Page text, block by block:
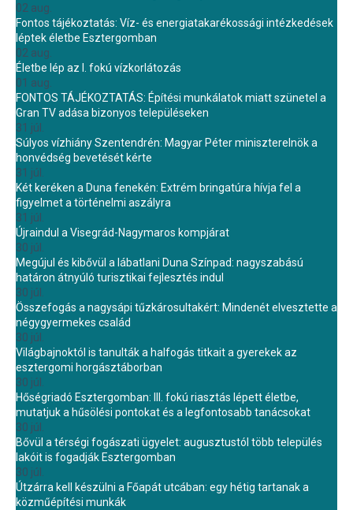
02 aug.
Fontos tájékoztatás: Víz- és energiatakarékossági intézkedések
léptek életbe Esztergomban
02 aug.
Életbe lép az I. fokú vízkorlátozás
01 aug.
FONTOS TÁJÉKOZTATÁS: Építési munkálatok miatt szünetel a
Gran TV adása bizonyos településeken
31 júl.
Súlyos vízhiány Szentendrén: Magyar Péter miniszterelnök a
honvédség bevetését kérte
31 júl.
Két keréken a Duna fenekén: Extrém bringatúra hívja fel a
figyelmet a történelmi aszályra
31 júl.
Újraindul a Visegrád-Nagymaros kompjárat
30 júl.
Megújul és kibővül a lábatlani Duna Színpad: nagyszabású
határon átnyúló turisztikai fejlesztés indul
30 júl.
Összefogás a nagysápi tűzkárosultakért: Mindenét elvesztette a
négygyermekes család
30 júl.
Világbajnoktól is tanulták a halfogás titkait a gyerekek az
esztergomi horgásztáborban
30 júl.
Hőségriadó Esztergomban: III. fokú riasztás lépett életbe,
mutatjuk a hűsölési pontokat és a legfontosabb tanácsokat
30 júl.
Bővül a térségi fogászati ügyelet: augusztustól több település
lakóit is fogadják Esztergomban
30 júl.
Útzárra kell készülni a Főapát utcában: egy hétig tartanak a
közműépítési munkák